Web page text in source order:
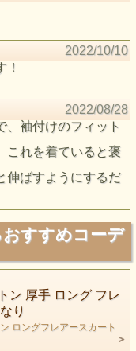
2022/10/10
！
2022/08/28
、袖付けのフィット
これを着ていると褒
伸ばすようにするだ
すすめコーデ
ン 厚手 ロング フレ
り
ロングフレアースカート